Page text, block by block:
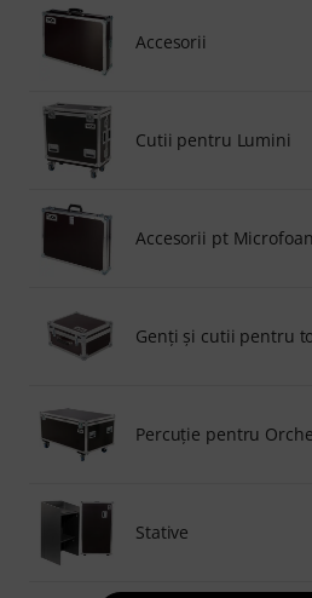
Accesorii
Cutii pentru Lumini
Accesorii pt
Genți și cutii pentru
Percuţie pentru
Stative